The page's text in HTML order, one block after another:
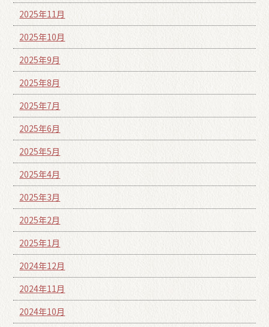
2025年11月
2025年10月
2025年9月
2025年8月
2025年7月
2025年6月
2025年5月
2025年4月
2025年3月
2025年2月
2025年1月
2024年12月
2024年11月
2024年10月